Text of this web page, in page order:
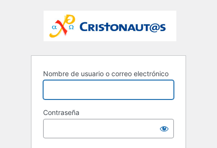
Nombre de usuario o correo electrónico
Contraseña